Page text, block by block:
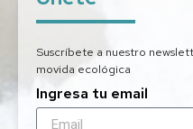
Suscríbete a nuestro
movida ecológica
Ingresa tu email